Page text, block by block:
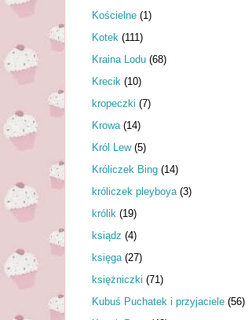
Kościelne (1)
Kotek (111)
Kraina Lodu (68)
Krecik (10)
kropeczki (7)
Krowa (14)
Król Lew (5)
Króliczek Bing (14)
króliczek pleyboya (3)
królik (19)
ksiądz (4)
księga (27)
księżniczki (71)
Kubuś Puchatek i przyjaciele (56)